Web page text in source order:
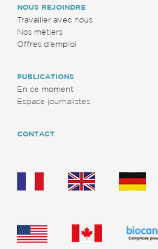
NOUS REJOINDRE
Travailler avec nous
Nos métiers
Offres d’emploi
PUBLICATIONS
En ce moment
Espace journalistes
CONTACT